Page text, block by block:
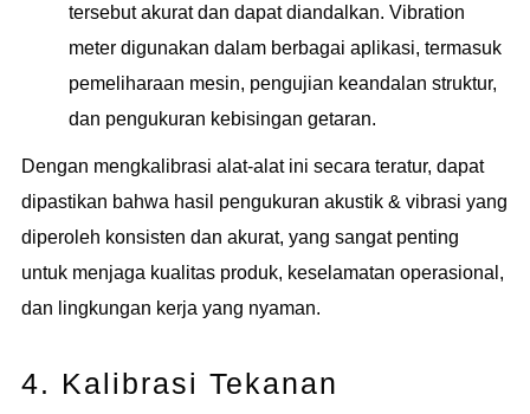
tersebut akurat dan dapat diandalkan. Vibration
meter digunakan dalam berbagai aplikasi, termasuk
pemeliharaan mesin, pengujian keandalan struktur,
dan pengukuran kebisingan getaran.
Dengan mengkalibrasi alat-alat ini secara teratur, dapat
dipastikan bahwa hasil pengukuran akustik & vibrasi yang
diperoleh konsisten dan akurat, yang sangat penting
untuk menjaga kualitas produk, keselamatan operasional,
dan lingkungan kerja yang nyaman.
4. Kalibrasi Tekanan